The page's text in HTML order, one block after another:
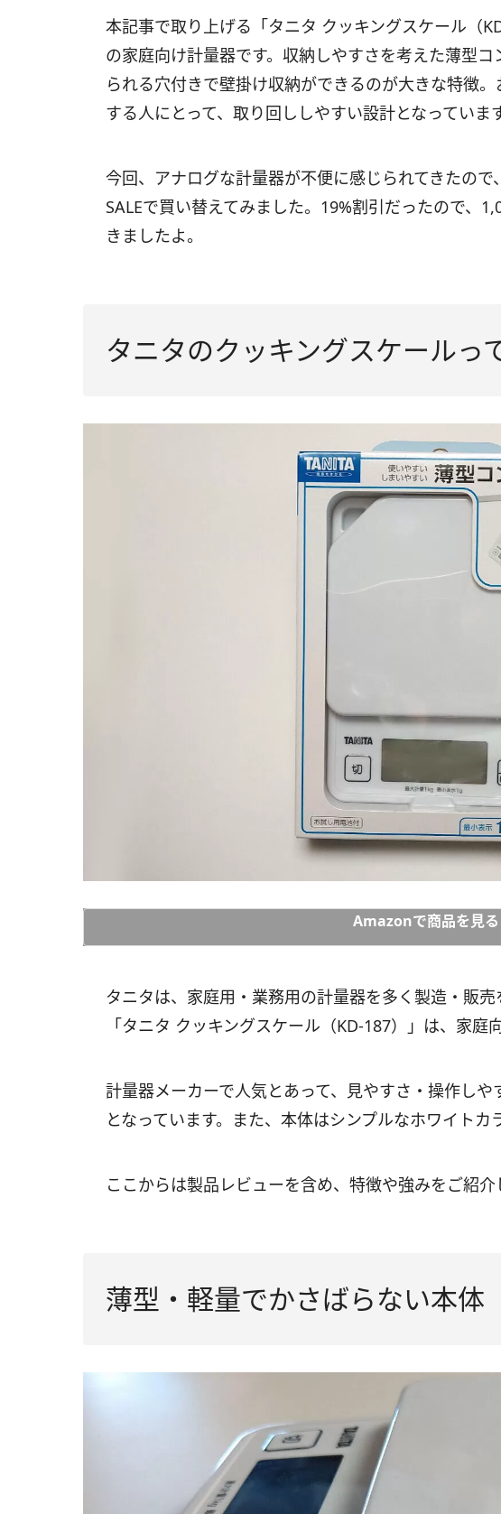
本記事で取り上げる「タニタ クッキングスケール（
の家庭向け計量器です。収納しやすさを考えた薄型
られる穴付きで壁掛け収納ができるのが大きな特徴
する人にとって、取り回ししやすい設計となっています
今回、アナログな計量器が不便に感じられてきたの
SALEで買い替えてみました。19%割引だったので、
きましたよ。
タニタのクッキングスケールっ
Amazonで商品を見る
タニタは、家庭用・業務用の計量器を多く製造・販
「タニタ クッキングスケール（KD-187）」は、家庭
計量器メーカーで人気とあって、見やすさ・操作し
となっています。また、本体はシンプルなホワイトカ
ここからは製品レビューを含め、特徴や強みをご紹介
薄型・軽量でかさばらない本体